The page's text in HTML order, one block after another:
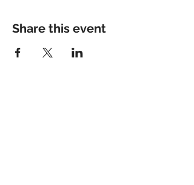
Share this event